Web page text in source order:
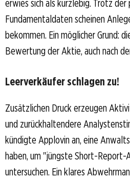
erwies sich als kurzlebig. Trotz der
Fundamentaldaten scheinen
bekommen. Ein möglicher Grund:
Bewertung der Aktie, auch nach
Leerverkäufer schlagen zu!
Zusätzlichen Druck erzeugen
und zurückhaltendere
kündigte Applovin an, eine
haben, um "jüngste Short-
untersuchen. Ein klares